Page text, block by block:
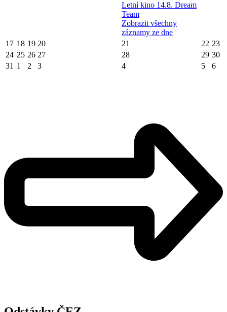
Letní kino 14.8. Dream
Team
Zobrazit všechny
záznamy ze dne
17 18 19 20 21 22 23
24 25 26 27 28 29 30
31 1 2 3 4 5 6